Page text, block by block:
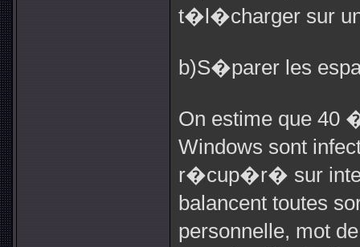
t�l�charger sur
b)S�parer les
On estime que 40
Windows sont
r�cup�r� sur
balancent toutes
personnelle, mot